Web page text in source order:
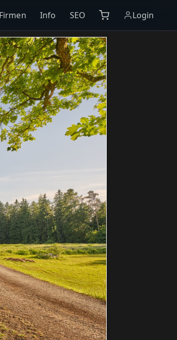
Firmen Info SEO Login